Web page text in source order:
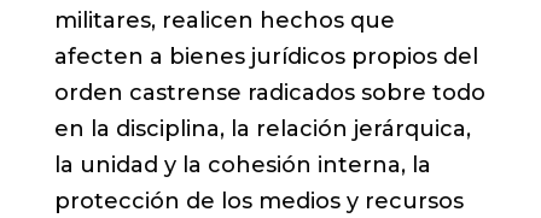
militares, realicen hechos que
afecten a bienes jurídicos propios del
orden castrense radicados sobre todo
en la disciplina, la relación jerárquica,
la unidad y la cohesión interna, la
protección de los medios y recursos